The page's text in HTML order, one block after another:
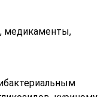
медикаменты,